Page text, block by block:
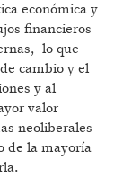
económica y
financieros
lo que
cambio y el
y al
valor
neoliberales
de la mayoría